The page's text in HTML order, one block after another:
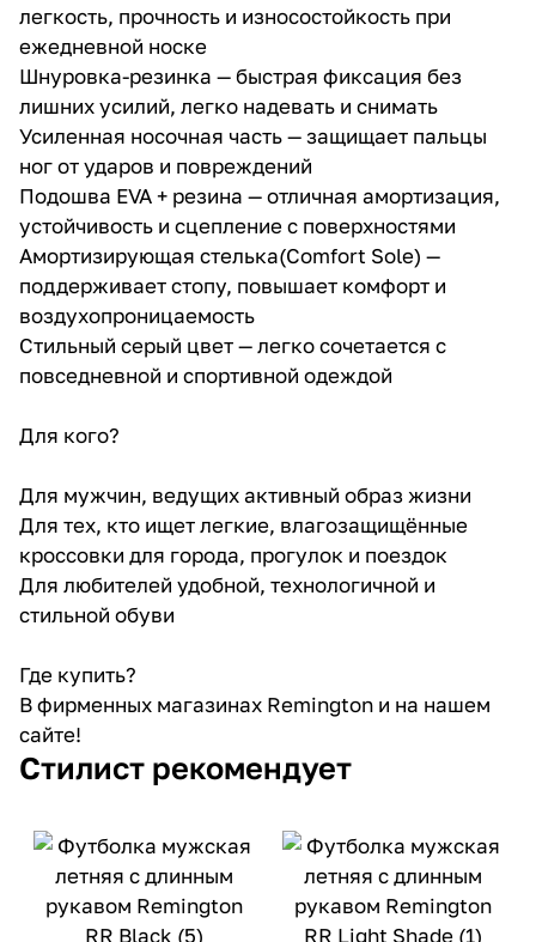
легкость, прочность и износостойкость при
ежедневной носке
Шнуровка-резинка — быстрая фиксация без
лишних усилий, легко надевать и снимать
Усиленная носочная часть — защищает пальцы
ног от ударов и повреждений
Подошва EVA + резина — отличная амортизация,
устойчивость и сцепление с поверхностями
Амортизирующая стелька(Comfort Sole) —
поддерживает стопу, повышает комфорт и
воздухопроницаемость
Стильный серый цвет — легко сочетается с
повседневной и спортивной одеждой
Для кого?
Для мужчин, ведущих активный образ жизни
Для тех, кто ищет легкие, влагозащищённые
кроссовки для города, прогулок и поездок
Для любителей удобной, технологичной и
стильной обуви
Где купить?
В фирменных магазинах Remington и на нашем
сайте!
Стилист рекомендует